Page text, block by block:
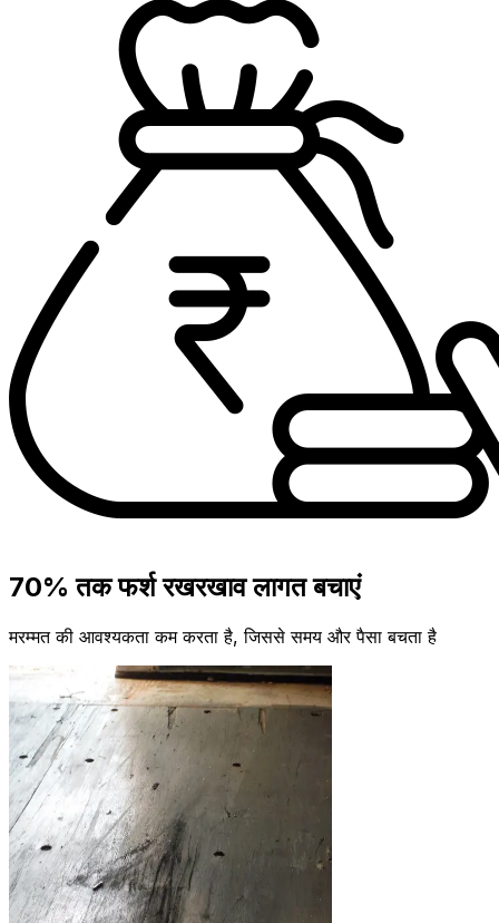
70% तक फर्श रखरखाव लागत बचाएं
मरम्मत की आवश्यकता कम करता है, जिससे समय और पैसा बचता है